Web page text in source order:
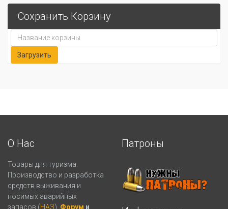
Сохранить Корзину
О Нас
Товары для туризма.
Производство и разработка
средств выживания и
носимых аварийных
запасов (НАЗ). Форум и
Патроны